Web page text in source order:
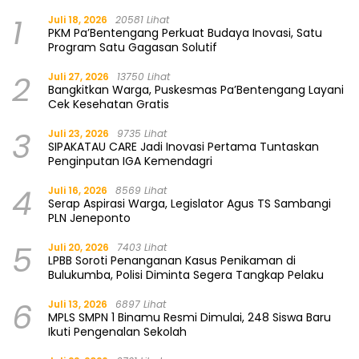
1 Juli 18, 2026 20581 Lihat
PKM Pa’Bentengang Perkuat Budaya Inovasi, Satu
Program Satu Gagasan Solutif
2 Juli 27, 2026 13750 Lihat
Bangkitkan Warga, Puskesmas Pa’Bentengang Layani
Cek Kesehatan Gratis
3 Juli 23, 2026 9735 Lihat
SIPAKATAU CARE Jadi Inovasi Pertama Tuntaskan
Penginputan IGA Kemendagri
4 Juli 16, 2026 8569 Lihat
Serap Aspirasi Warga, Legislator Agus TS Sambangi
PLN Jeneponto
5 Juli 20, 2026 7403 Lihat
LPBB Soroti Penanganan Kasus Penikaman di
Bulukumba, Polisi Diminta Segera Tangkap Pelaku
6 Juli 13, 2026 6897 Lihat
MPLS SMPN 1 Binamu Resmi Dimulai, 248 Siswa Baru
Ikuti Pengenalan Sekolah